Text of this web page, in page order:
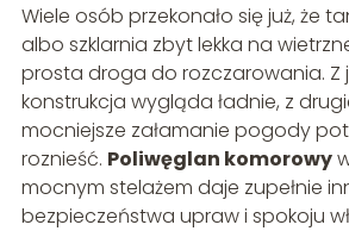
Wiele osób przekonało się już, że
albo szklarnia zbyt lekka na
prosta droga do rozczarowania. Z
konstrukcja wygląda ładnie, z
mocniejsze załamanie pogody
roznieść. Poliwęglan komorowy
mocnym stelażem daje zupełnie
bezpieczeństwa upraw i spokoju